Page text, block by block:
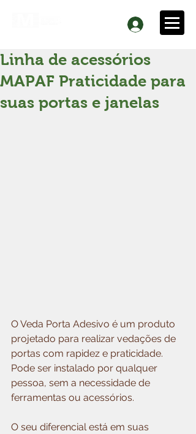
Linha de acessórios
MAPAF Praticidade para
suas portas e janelas
O Veda Porta Adesivo é um produto
projetado para realizar vedações de
portas com rapidez e praticidade.
Pode ser instalado por qualquer
pessoa, sem a necessidade de
ferramentas ou acessórios.
O seu diferencial está em suas